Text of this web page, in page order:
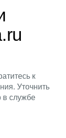
к
Уточнить
в службе